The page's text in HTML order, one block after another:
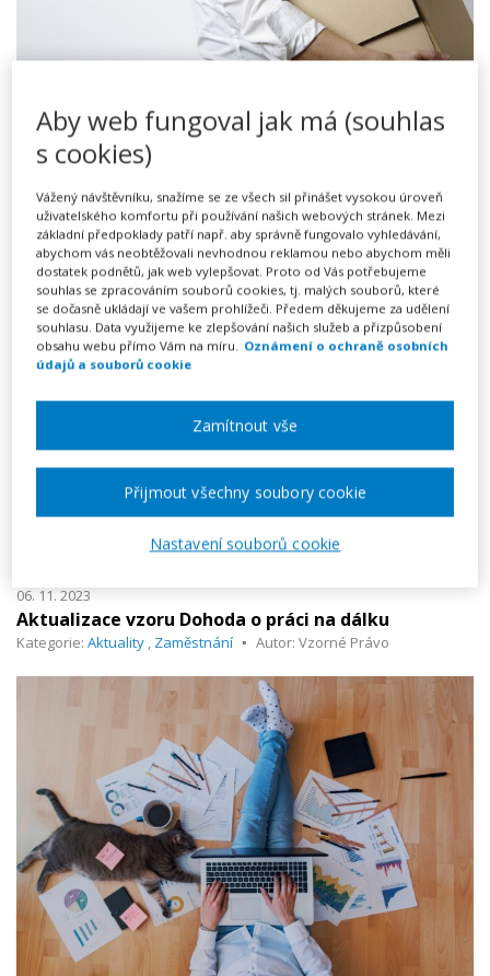
strany obvykle nejméně příjemným okamžikem celého
zaměstnání. Zatímco ukončení dohod o pracích
konaných mimo pracovní poměr (DPP a DPČ) je
poměrně snadné a zaměstnavatel je může jednoduše
vypovědět bez uvedení důvodu, rozvázání pracovního
poměru založeného pracovní smlouvou je podstatně
, který bývá nejčastějším důvodem žalob
zaměstnanců.
06. 11. 2023
Aktualizace vzoru Dohoda o práci na dálku
Kategorie: Aktuality , Zaměstnání Autor: Vzorné Právo
Aby web fungoval jak má (souhlas
s cookies)
Vážený návštěvníku, snažíme se ze všech sil přinášet vysokou úroveň
uživatelského komfortu při používání našich webových stránek. Mezi
základní předpoklady patří např. aby správně fungovalo vyhledávání,
abychom vás neobtěžovali nevhodnou reklamou nebo abychom měli
dostatek podnětů, jak web vylepšovat. Proto od Vás potřebujeme
souhlas se zpracováním souborů cookies, tj. malých souborů, které
se dočasně ukládají ve vašem prohlížeči. Předem děkujeme za udělení
souhlasu. Data využijeme ke zlepšování našich služeb a přizpůsobení
obsahu webu přímo Vám na míru. Oznámení o ochraně osobních
údajů a souborů cookie
Nastavení souborů cookie
Zamítnout vše
Přijmout všechny soubory cookie